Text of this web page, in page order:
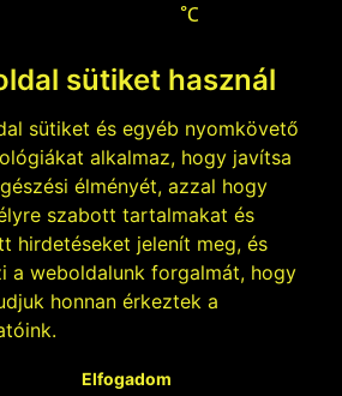
sütiket használ
sütiket és egyéb nyomkövető
alkalmaz, hogy javítsa
élményét, azzal hogy
szabott tartalmakat és
hirdetéseket jelenít meg, és
a weboldalunk forgalmát, hogy
honnan érkeztek a
Elfogadom
°C
2026-08-08
László napja